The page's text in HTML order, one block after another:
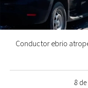
8
Conductor ebrio